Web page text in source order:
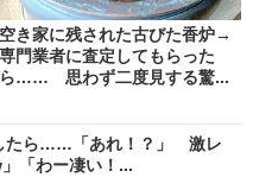
空き家に残された古びた香炉→
専門業者に査定してもらった
ら…… 思わず二度見する驚...
たら……「あれ！？」 激レ
「わー凄い！...